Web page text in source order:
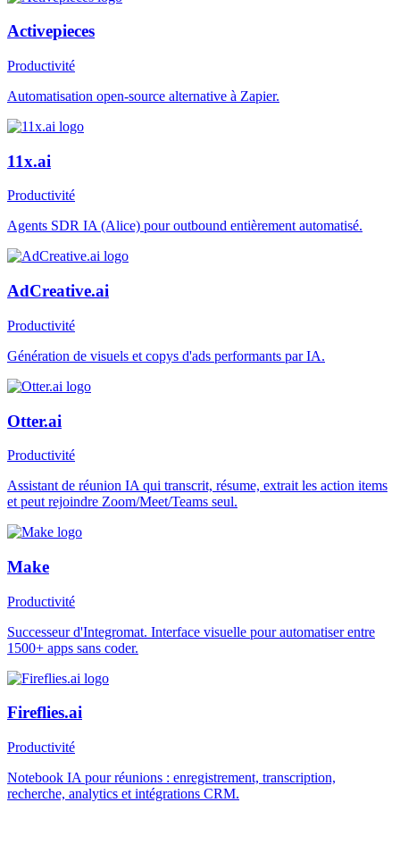
Activepieces
Productivité
Automatisation open-source alternative à Zapier.
11x.ai
Productivité
Agents SDR IA (Alice) pour outbound entièrement automatisé.
AdCreative.ai
Productivité
Génération de visuels et copys d'ads performants par IA.
Otter.ai
Productivité
Assistant de réunion IA qui transcrit, résume, extrait les action items
et peut rejoindre Zoom/Meet/Teams seul.
Make
Productivité
Successeur d'Integromat. Interface visuelle pour automatiser entre
1500+ apps sans coder.
Fireflies.ai
Productivité
Notebook IA pour réunions : enregistrement, transcription,
recherche, analytics et intégrations CRM.